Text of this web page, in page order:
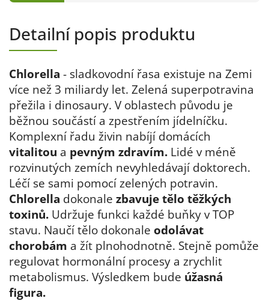
Detailní popis produktu
Chlorella - sladkovodní řasa existuje na Zemi
více než 3 miliardy let. Zelená superpotravina
přežila i dinosaury. V oblastech původu je
běžnou součástí a zpestřením jídelníčku.
Komplexní řadu živin nabíjí domácích
vitalitou a pevným zdravím. Lidé v méně
rozvinutých zemích nevyhledávají doktorech.
Léčí se sami pomocí zelených potravin.
Chlorella dokonale zbavuje tělo těžkých
toxinů. Udržuje funkci každé buňky v TOP
stavu. Naučí tělo dokonale odolávat
chorobám a žít plnohodnotně. Stejně pomůže
regulovat hormonální procesy a zrychlit
metabolismus. Výsledkem bude úžasná
figura.